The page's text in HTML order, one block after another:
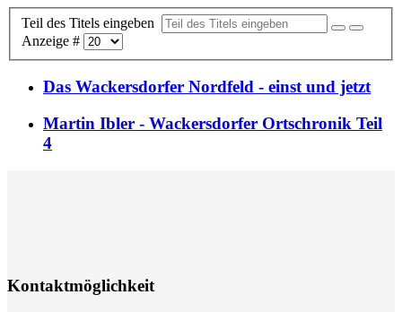
Teil des Titels eingeben
Anzeige #
Das Wackersdorfer Nordfeld - einst und jetzt
Martin Ibler - Wackersdorfer Ortschronik Teil
4
Kontaktmöglichkeit